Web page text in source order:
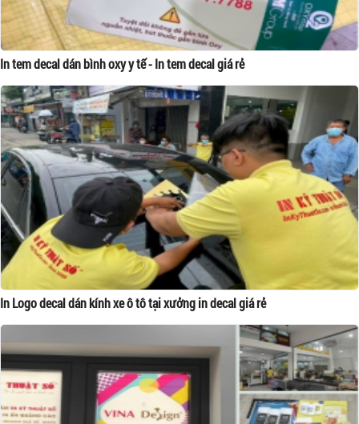
In tem decal dán bình oxy y tế - In tem decal giá rẻ
In Logo decal dán kính xe ô tô tại xưởng in decal giá rẻ